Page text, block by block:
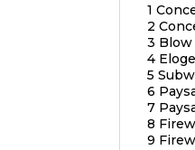
1
2
3 Blow
4
5
6
7
8
9